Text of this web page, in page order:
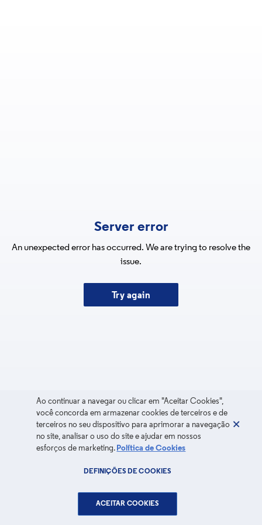
Server error
An unexpected error has occurred. We are trying to resolve the
issue.
Try again
Ao continuar a navegar ou clicar em "Aceitar Cookies",
você concorda em armazenar cookies de terceiros e de
terceiros no seu dispositivo para aprimorar a navegação
no site, analisar o uso do site e ajudar em nossos
esforços de marketing. Política de Cookies
DEFINIÇÕES DE COOKIES
ACEITAR COOKIES